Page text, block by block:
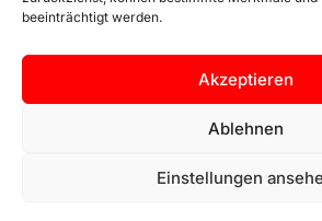
beeinträchtigt werden.
Akzeptieren
Ablehnen
Einstellungen
INFORMATION
Zahlungsarten
Versandinformationen
Widerrufsbelehrung